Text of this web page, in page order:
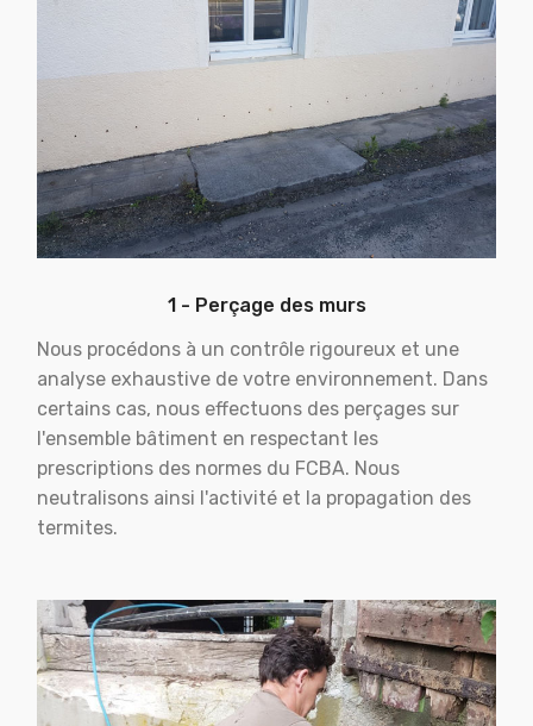
1 - Perçage des murs
Nous procédons à un contrôle rigoureux et une
analyse exhaustive de votre environnement. Dans
certains cas, nous effectuons des perçages sur
l'ensemble bâtiment en respectant les
prescriptions des normes du FCBA. Nous
neutralisons ainsi l'activité et la propagation des
termites.